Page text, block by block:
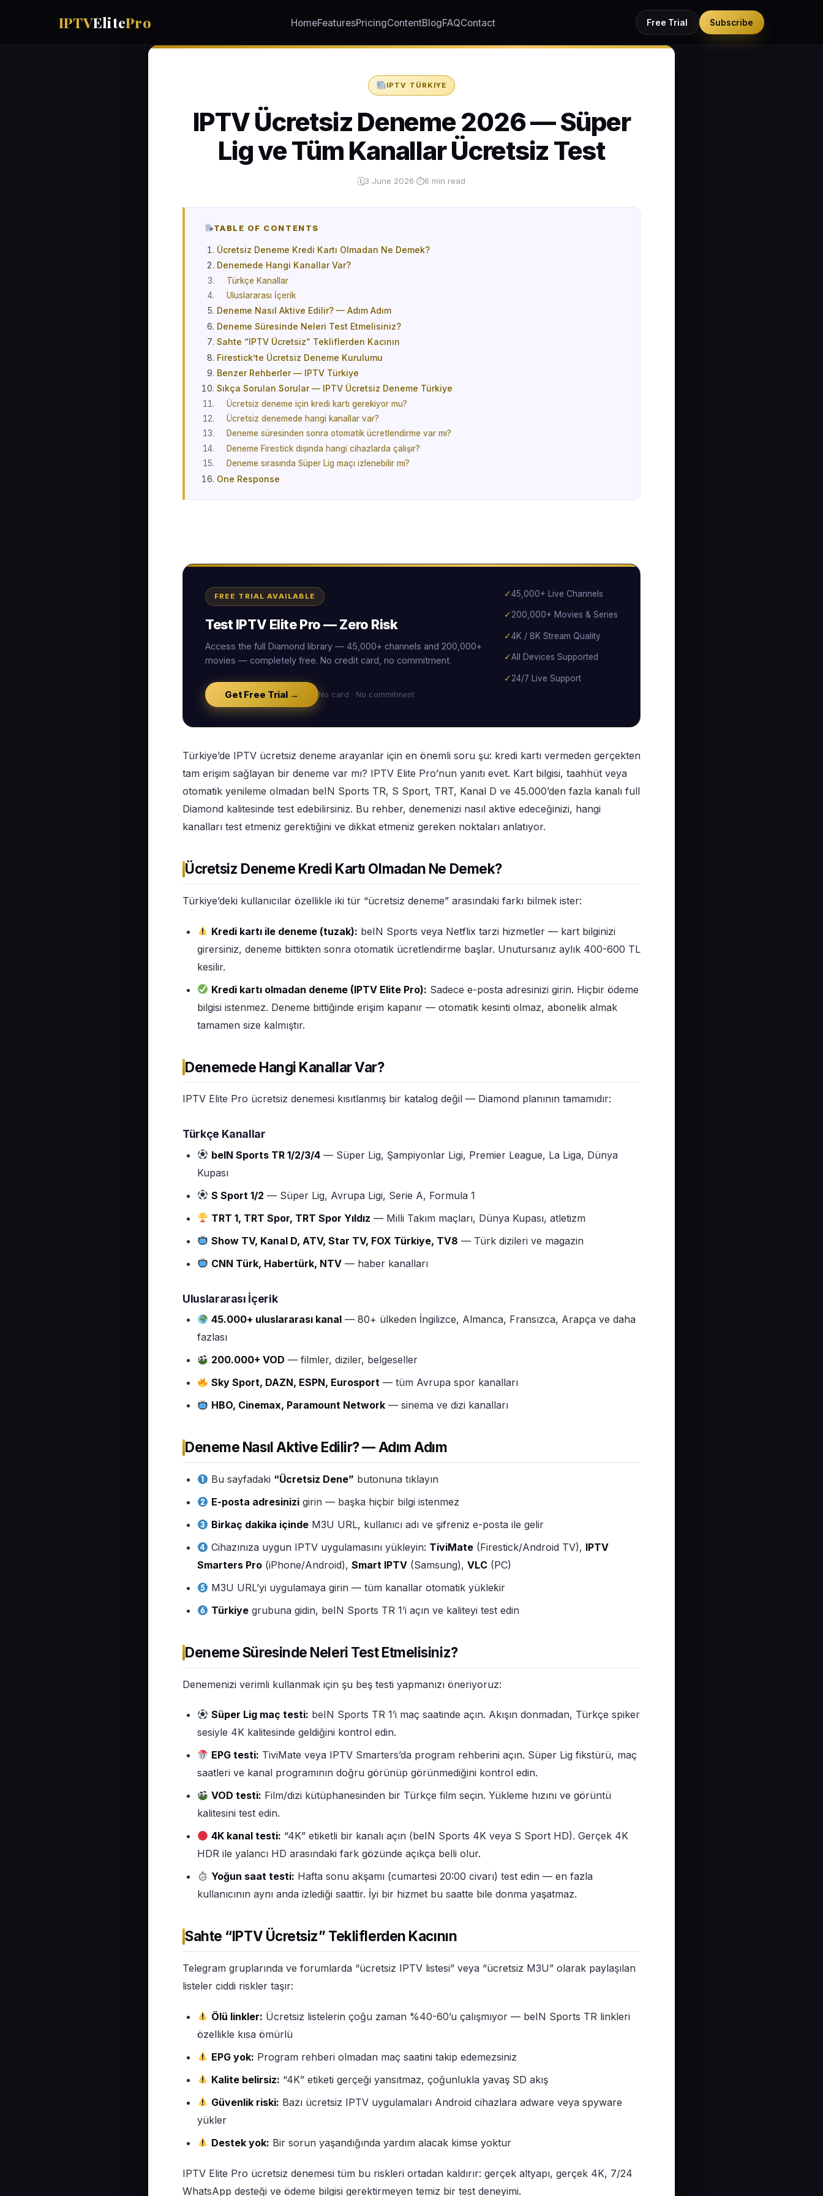
IPTVElitePro HomeFeaturesPricingContentBlogFAQContact Free Trial Subscribe
IPTV TÜRKIYE
IPTV Ücretsiz Deneme 2026 — Süper
Lig ve Tüm Kanallar Ücretsiz Test
🗓3 June 2026·⏱6 min read
TABLE OF CONTENTS
Ücretsiz Deneme Kredi Kartı Olmadan Ne Demek?
Denemede Hangi Kanallar Var?
Türkçe Kanallar
Uluslararası İçerik
Deneme Nasıl Aktive Edilir? — Adım Adım
Deneme Süresinde Neleri Test Etmelisiniz?
Sahte “IPTV Ücretsiz” Tekliflerden Kacının
Firestick’te Ücretsiz Deneme Kurulumu
Benzer Rehberler — IPTV Türkiye
Sıkça Sorulan Sorular — IPTV Ücretsiz Deneme Türkiye
Ücretsiz deneme için kredi kartı gerekiyor mu?
Ücretsiz denemede hangi kanallar var?
Deneme süresinden sonra otomatik ücretlendirme var mı?
Deneme Firestick dışında hangi cihazlarda çalışır?
Deneme sırasında Süper Lig maçı izlenebilir mi?
One Response
FREE TRIAL AVAILABLE
Test IPTV Elite Pro — Zero Risk
Access the full Diamond library — 45,000+ channels and 200,000+
movies — completely free. No credit card, no commitment.
Get Free Trial → No card · No commitment
✓45,000+ Live Channels
✓200,000+ Movies & Series
✓4K / 8K Stream Quality
✓All Devices Supported
✓24/7 Live Support
Türkiye’de IPTV ücretsiz deneme arayanlar için en önemli soru şu: kredi kartı vermeden gerçekten
tam erişim sağlayan bir deneme var mı? IPTV Elite Pro’nun yanıtı evet. Kart bilgisi, taahhüt veya
otomatik yenileme olmadan beIN Sports TR, S Sport, TRT, Kanal D ve 45.000’den fazla kanalı full
Diamond kalitesinde test edebilirsiniz. Bu rehber, denemenizi nasıl aktive edeceğinizi, hangi
kanalları test etmeniz gerektiğini ve dikkat etmeniz gereken noktaları anlatıyor.
Ücretsiz Deneme Kredi Kartı Olmadan Ne Demek?
Türkiye’deki kullanıcılar özellikle iki tür “ücretsiz deneme” arasındaki farkı bilmek ister:
Kredi kartı ile deneme (tuzak): beIN Sports veya Netflix tarzi hizmetler — kart bilginizi
girersiniz, deneme bittikten sonra otomatik ücretlendirme başlar. Unutursanız aylık 400-600 TL
kesilir.
Kredi kartı olmadan deneme (IPTV Elite Pro): Sadece e-posta adresinizi girin. Hiçbir ödeme
bilgisi istenmez. Deneme bittiğinde erişim kapanır — otomatik kesinti olmaz, abonelik almak
tamamen size kalmıştır.
Denemede Hangi Kanallar Var?
IPTV Elite Pro ücretsiz denemesi kısıtlanmış bir katalog değil — Diamond planının tamamıdır:
Türkçe Kanallar
beIN Sports TR 1/2/3/4 — Süper Lig, Şampiyonlar Ligi, Premier League, La Liga, Dünya
Kupası
S Sport 1/2 — Süper Lig, Avrupa Ligi, Serie A, Formula 1
TRT 1, TRT Spor, TRT Spor Yıldız — Milli Takım maçları, Dünya Kupası, atletizm
Show TV, Kanal D, ATV, Star TV, FOX Türkiye, TV8 — Türk dizileri ve magazin
CNN Türk, Habertürk, NTV — haber kanalları
Uluslararası İçerik
45.000+ uluslararası kanal — 80+ ülkeden İngilizce, Almanca, Fransızca, Arapça ve daha
fazlası
200.000+ VOD — filmler, diziler, belgeseller
Sky Sport, DAZN, ESPN, Eurosport — tüm Avrupa spor kanalları
HBO, Cinemax, Paramount Network — sinema ve dizi kanalları
Deneme Nasıl Aktive Edilir? — Adım Adım
Bu sayfadaki “Ücretsiz Dene” butonuna tıklayın
E-posta adresinizi girin — başka hiçbir bilgi istenmez
Birkaç dakika içinde M3U URL, kullanıcı adı ve şifreniz e-posta ile gelir
Cihazınıza uygun IPTV uygulamasını yükleyin: TiviMate (Firestick/Android TV), IPTV
Smarters Pro (iPhone/Android), Smart IPTV (Samsung), VLC (PC)
M3U URL’yi uygulamaya girin — tüm kanallar otomatik yükleƙir
Türkiye grubuna gidin, beIN Sports TR 1’i açın ve kaliteyi test edin
Deneme Süresinde Neleri Test Etmelisiniz?
Denemenizi verimli kullanmak için şu beş testi yapmanızı öneriyoruz:
Süper Lig maç testi: beIN Sports TR 1’i maç saatinde açın. Akışın donmadan, Türkçe spiker
sesiyle 4K kalitesinde geldiğini kontrol edin.
EPG testi: TiviMate veya IPTV Smarters’da program rehberini açın. Süper Lig fikstürü, maç
saatleri ve kanal programının doğru görünüp görünmediğini kontrol edin.
VOD testi: Film/dizi kütüphanesinden bir Türkçe film seçin. Yükleme hızını ve görüntü
kalitesini test edin.
4K kanal testi: “4K” etiketli bir kanalı açın (beIN Sports 4K veya S Sport HD). Gerçek 4K
HDR ile yalancı HD arasındaki fark gözünde açıkça belli olur.
Yoğun saat testi: Hafta sonu akşamı (cumartesi 20:00 civarı) test edin — en fazla
kullanıcının aynı anda izlediği saattir. İyi bir hizmet bu saatte bile donma yaşatmaz.
Sahte “IPTV Ücretsiz” Tekliflerden Kacının
Telegram gruplarında ve forumlarda “ücretsiz IPTV listesi” veya “ücretsiz M3U” olarak paylaşılan
listeler ciddi riskler taşır:
Ölü linkler: Ücretsiz listelerin çoğu zaman %40-60’u çalışmıyor — beIN Sports TR linkleri
özellikle kısa ömürlü
EPG yok: Program rehberi olmadan maç saatini takip edemezsiniz
Kalite belirsiz: “4K” etiketi gerçeği yansıtmaz, çoğunlukla yavaş SD akış
Güvenlik riski: Bazı ücretsiz IPTV uygulamaları Android cihazlara adware veya spyware
yükler
Destek yok: Bir sorun yaşandığında yardım alacak kimse yoktur
IPTV Elite Pro ücretsiz denemesi tüm bu riskleri ortadan kaldırır: gerçek altyapı, gerçek 4K, 7/24
WhatsApp desteği ve ödeme bilgisi gerektirmeyen temiz bir test deneyimi.